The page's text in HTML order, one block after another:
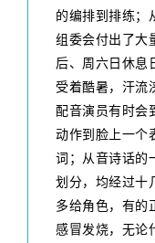
的编排到排练；
组委会付出了大
后、周六日休息
受着酷暑，汗流
配音演员有时会
动作到脸上一个
词；从音诗话的
划分，均经过十
多给角色，有的
感冒发烧，无论